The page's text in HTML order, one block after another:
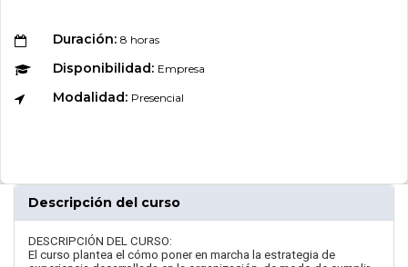
Duración: 8 horas
Disponibilidad: Empresa
Modalidad: Presencial
Descripción del curso
DESCRIPCIÓN DEL CURSO:
El curso plantea el cómo poner en marcha la estrategia de